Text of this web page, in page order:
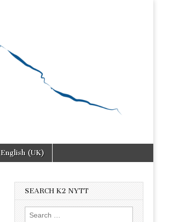
English (UK)
SEARCH K2 NYTT
Search